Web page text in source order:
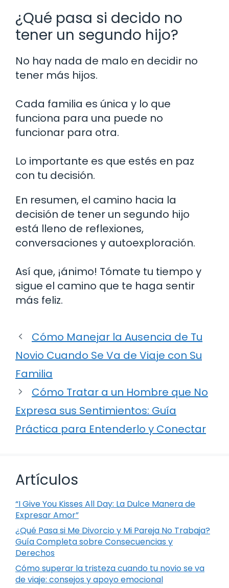
¿Qué pasa si decido no
tener un segundo hijo?
No hay nada de malo en decidir no
tener más hijos.
Cada familia es única y lo que
funciona para una puede no
funcionar para otra.
Lo importante es que estés en paz
con tu decisión.
En resumen, el camino hacia la
decisión de tener un segundo hijo
está lleno de reflexiones,
conversaciones y autoexploración.
Así que, ¡ánimo! Tómate tu tiempo y
sigue el camino que te haga sentir
más feliz.
Cómo Manejar la Ausencia de Tu
Novio Cuando Se Va de Viaje con Su
Familia
Cómo Tratar a un Hombre que No
Expresa sus Sentimientos: Guía
Práctica para Entenderlo y Conectar
Artículos
“I Give You Kisses All Day: La Dulce Manera de
Expresar Amor”
¿Qué Pasa si Me Divorcio y Mi Pareja No Trabaja?
Guía Completa sobre Consecuencias y
Derechos
Cómo superar la tristeza cuando tu novio se va
de viaje: consejos y apoyo emocional